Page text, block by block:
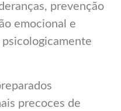
prevenção
emocional e
precoces de